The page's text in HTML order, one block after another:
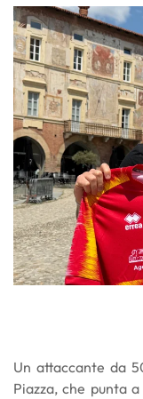
Un attaccante da
Piazza, che punta